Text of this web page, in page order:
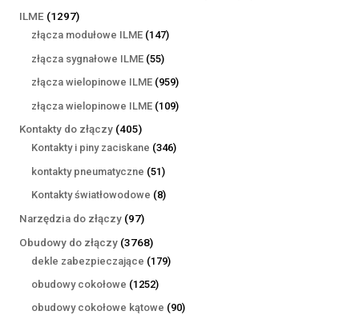
ILME 12971297
produktów
złącza modułowe ILME 147147
złącza sygnałowe ILME 5555
produktów
złącza wielopinowe ILME 959959
produktów
złącza wielopinowe ILME 109109
Kontakty do złączy 405405
produktów
Kontakty i piny zaciskane 346346
kontakty pneumatyczne 5151
produktów
Kontakty światłowodowe 88
Narzędzia do złączy 9797
produktów
Obudowy do złączy 37683768
produktów
dekle zabezpieczające 179179
obudowy cokołowe 12521252
produkty
obudowy cokołowe kątowe 9090